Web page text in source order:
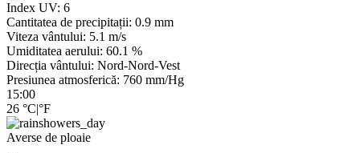
Index UV: 6
Cantitatea de precipitații: 0.9 mm
Viteza vântului: 5.1 m/s
Umiditatea aerului: 60.1 %
Direcția vântului: Nord-Nord-Vest
Presiunea atmosferică: 760 mm/Hg
15:00
26 °C|°F
Averse de ploaie